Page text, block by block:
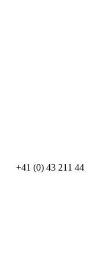
+41 (0) 43 211 44